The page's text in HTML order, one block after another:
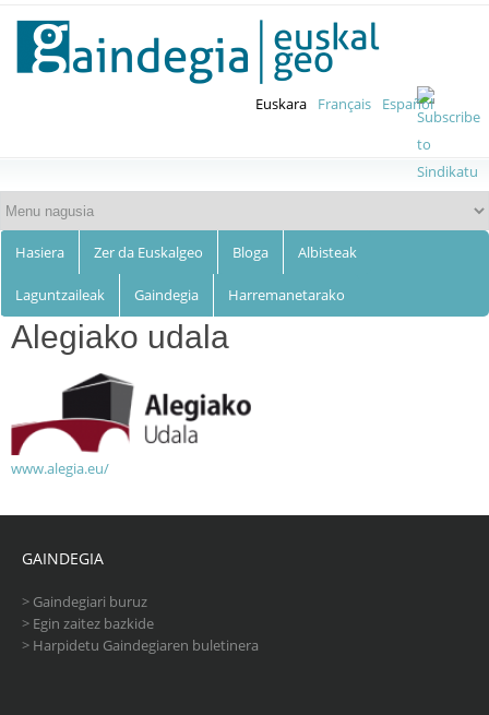
main
content
Euskalgeo
Euskara Français Español
Hasiera Zer da Euskalgeo Bloga Albisteak
Laguntzaileak Gaindegia Harremanetarako
Alegiako udala
www.alegia.eu/
GAINDEGIA
> Gaindegiari buruz
> Egin zaitez bazkide
> Harpidetu Gaindegiaren buletinera